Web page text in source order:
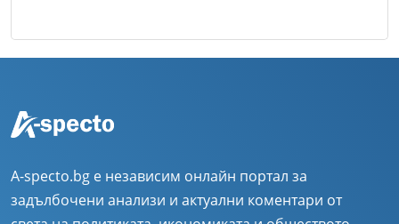
A-specto.bg е независим онлайн портал за
задълбочени анализи и актуални коментари от